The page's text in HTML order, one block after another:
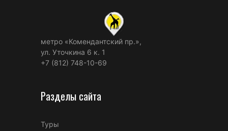
метро «Комендантский пр.»,
ул. Уточкина 6 к. 1
+7 (812) 748-10-69
Разделы сайта
Туры